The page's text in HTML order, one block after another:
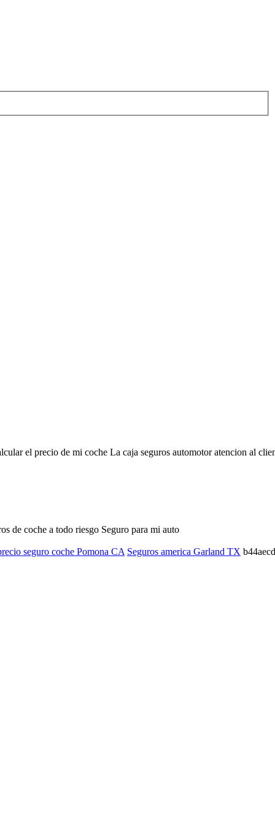
el precio de mi coche La caja seguros automotor atencion al
de coche a todo riesgo Seguro para mi auto
seguro coche Pomona CA Seguros america Garland TX b44aecd